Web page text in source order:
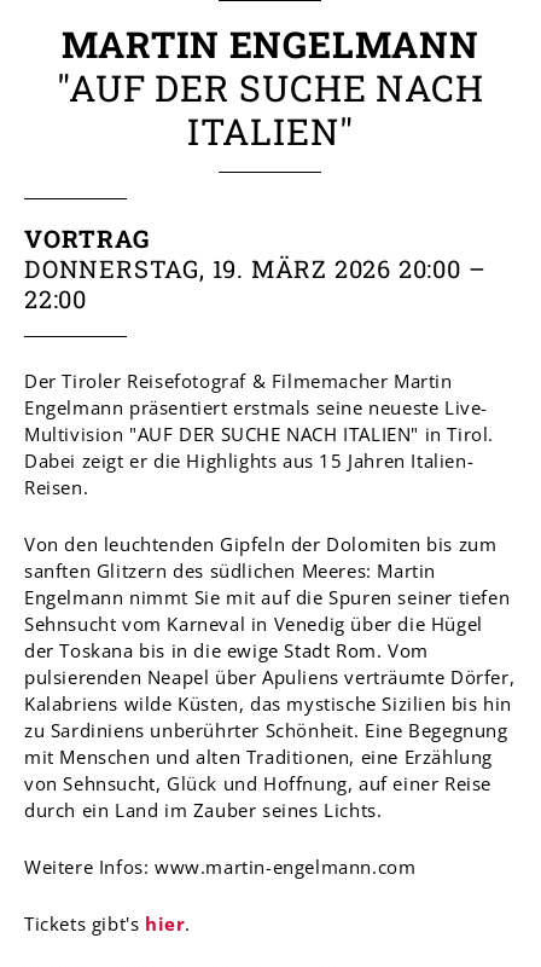
MARTIN ENGELMANN
"AUF DER SUCHE NACH
ITALIEN"
VORTRAG
DONNERSTAG, 19. MÄRZ 2026 20:00 –
22:00
Der Tiroler Reisefotograf & Filmemacher Martin
Engelmann präsentiert erstmals seine neueste Live-
Multivision "AUF DER SUCHE NACH ITALIEN" in Tirol.
Dabei zeigt er die Highlights aus 15 Jahren Italien-
Reisen.
Von den leuchtenden Gipfeln der Dolomiten bis zum
sanften Glitzern des südlichen Meeres: Martin
Engelmann nimmt Sie mit auf die Spuren seiner tiefen
Sehnsucht vom Karneval in Venedig über die Hügel
der Toskana bis in die ewige Stadt Rom. Vom
pulsierenden Neapel über Apuliens verträumte Dörfer,
Kalabriens wilde Küsten, das mystische Sizilien bis hin
zu Sardiniens unberührter Schönheit. Eine Begegnung
mit Menschen und alten Traditionen, eine Erzählung
von Sehnsucht, Glück und Hoffnung, auf einer Reise
durch ein Land im Zauber seines Lichts.
Weitere Infos: www.martin-engelmann.com
Tickets gibt's hier.